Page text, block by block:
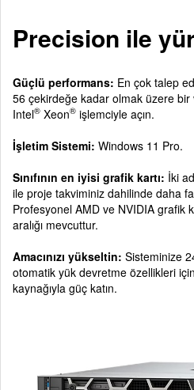
Precision ile
Güçlü performans: En çok talep
56 çekirdeğe kadar olmak üzere
Intel® Xeon® işlemciyle açın.
İşletim Sistemi: Windows 11 Pro.
Sınıfının en iyisi grafik kartı: İki
ile proje takviminiz dahilinde daha
Profesyonel AMD ve NVIDIA grafik
aralığı mevcuttur.
Amacınızı yükseltin: Sisteminize
otomatik yük devretme özellikleri
kaynağıyla güç katın.